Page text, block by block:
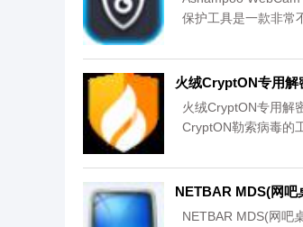
保护工具是一款非常
火绒CryptON专用解
火绒CryptON专用解
CryptON勒索病毒的
NETBAR MDS(网吧
NETBAR MDS(网吧